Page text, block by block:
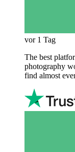
vor 1 Tag
The best
photography
find almost